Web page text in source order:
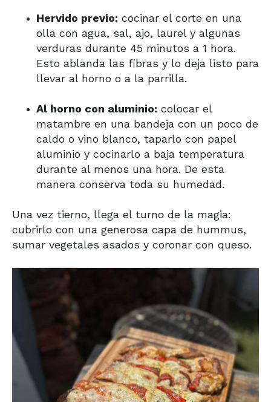
Hervido previo: cocinar el corte en una
olla con agua, sal, ajo, laurel y algunas
verduras durante 45 minutos a 1 hora.
Esto ablanda las fibras y lo deja listo para
llevar al horno o a la parrilla.
Al horno con aluminio: colocar el
matambre en una bandeja con un poco de
caldo o vino blanco, taparlo con papel
aluminio y cocinarlo a baja temperatura
durante al menos una hora. De esta
manera conserva toda su humedad.
Una vez tierno, llega el turno de la magia:
cubrirlo con una generosa capa de hummus,
sumar vegetales asados y coronar con queso.